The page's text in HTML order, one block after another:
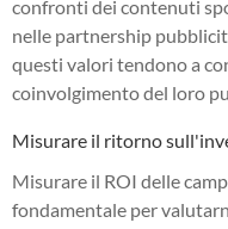
confronti dei contenuti
nelle partnership
questi valori tendono a
coinvolgimento del loro
Misurare il ritorno
Misurare il ROI delle
fondamentale per